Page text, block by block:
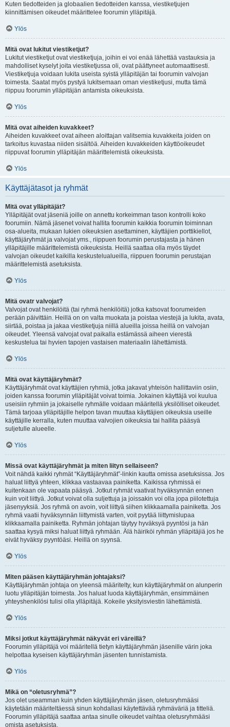
Kuten tiedotteiden ja globaalien tiedotteiden kanssa, viestiketjujen
kiinnittämisen oikeudet määrittelee foorumin ylläpitäjä.
Ylös
Mitä ovat lukitut viestiketjut?
Lukitut viestiketjut ovat viestiketjuja, joihin ei voi enää lähettää vastauksia ja
mahdolliset kyselyt joita viestiketjussa oli, ovat päättyneet automaattisesti.
Viestiketjuja voidaan lukita useista syistä ylläpitäjän tai foorumin valvojan
toimesta. Saatat myös pystyä lukitsemaan oman viestiketjusi, mutta tämä
riippuu foorumin ylläpitäjän antamista oikeuksista.
Ylös
Mitä ovat aiheiden kuvakkeet?
Aiheiden kuvakkeet ovat aiheen aloittajan valitsemia kuvakkeita joiden on
tarkoitus kuvastaa niiden sisältöä. Aiheiden kuvakkeiden käyttöoikeudet
riippuvat foorumin ylläpitäjän määrittelemistä oikeuksista.
Ylös
Käyttäjätasot ja ryhmät
Mitä ovat ylläpitäjät?
Ylläpitäjät ovat jäseniä joille on annettu korkeimman tason kontrolli koko
foorumiin. Nämä jäsenet voivat hallita foorumin kaikkia foorumin toiminnan
osa-alueita, mukaan lukien oikeuksien asettaminen, käyttäjien porttikiellot,
käyttäjäryhmät ja valvojat yms., riippuen foorumin perustajasta ja hänen
ylläpitäjille määrittelemistä oikeuksista. Heillä saattaa olla myös täydet
valvojan oikeudet kaikilla keskustelualueilla, riippuen foorumin perustajan
määrittelemistä asetuksista.
Ylös
Mitä ovatr valvojat?
Valvojat ovat henkilöitä (tai ryhmä henkilöitä) jotka katsovat foorumeiden
perään päivittäin. Heillä on on valta muokata ja poistaa viestejä ja lukita, avata,
siirtää, poistaa ja jakaa viestiketjuja niillä alueilla joissa heillä on valvojan
oikeudet. Yleensä valvojat ovat paikalla estämässä aiheen vierestä
keskustelua tai hyvien tapojen vastaisen materiaalin lähettämistä.
Ylös
Mitä ovat käyttäjäryhmät?
Käyttäjäryhmät ovat käyttäjien ryhmiä, jotka jakavat yhteisön hallittaviin osiin,
joiden kanssa foorumin ylläpitäjät voivat toimia. Jokainen käyttäjä voi kuulua
useisiin ryhmiin ja jokaiselle ryhmälle voidaan määritellä yksilölliset oikeudet.
Tämä tarjoaa ylläpitäjille helpon tavan muuttaa käyttäjien oikeuksia useille
käyttäjille kerralla, kuten muuttaa valvojien oikeuksia tai hallita pääsyä
suljetulle alueelle.
Ylös
Missä ovat käyttäjäryhmät ja miten liityn sellaiseen?
Voit nähdä kaikki ryhmät “Käyttäjäryhmät”-linkin kautta omissa asetuksissa. Jos
haluat liittyä yhteen, klikkaa vastaavaa painiketta. Kaikissa ryhmissä ei
kuitenkaan ole vapaata pääsyä. Jotkut ryhmät vaativat hyväksynnän ennen
kuin voit liittyä. Jotkut voivat olla suljettuja ja joissakin voi olla jopa piilotettuja
jäsenyyksiä. Jos ryhmä on avoin, voit liittyä siihen klikkaamalla painiketta. Jos
ryhmä vaatii hyväksynnän liittymistä varten, voit pyytää liittymislupaa
klikkaamalla painiketta. Ryhmän johtajan täytyy hyväksyä pyyntösi ja hän
saattaa kysyä miksi haluat liittyä ryhmään. Älä häiriköi ryhmän ylläpitäjiä jos he
eivät hyväksy pyyntöäsi. Heillä on syynsä.
Ylös
Miten pääsen käyttäjäryhmän johtajaksi?
Käyttäjäryhmän johtaja on yleensä määritelty, kun käyttäjäryhmät on alunperin
luotu ylläpitäjän toimesta. Jos haluat luoda käyttäjäryhmän, ensimmäinen
yhteyshenkilösi tulisi olla ylläpitäjä. Kokeile yksityisviestin lähettämistä.
Ylös
Miksi jotkut käyttäjäryhmät näkyvät eri väreillä?
Foorumin ylläpitäjä voi määritellä tietyn käyttäjäryhmän jäsenille värin joka
helpottaa kyseisen käyttäjäryhmän jäsenten tunnistamista.
Ylös
Mikä on “oletusryhmä”?
Jos olet useamman kuin yhden käyttäjäryhmän jäsen, oletusryhmääsi
käytetään määriteltäessä sinun kohdallasi käytettävää ryhmäväriä ja titteliä.
Foorumin ylläpitäjä saattaa antaa sinulle oikeudet vaihtaa oletusryhmääsi
omista asetuksista.